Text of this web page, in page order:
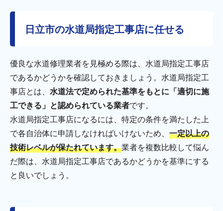
日立市の水道局指定工事店に任せる
優良な水道修理業者を見極める際は、水道局指定工事店
であるかどうかを確認しておきましょう。水道局指定工
事店とは、 水道法で定められた基準をもとに「適切に施
工できる」と認められている業者です。
水道局指定工事店になるには、特定の条件を満たした上
で各自治体に申請しなければいけないため、 一定以上の
技術レベルが保たれています。業者を複数比較して悩ん
だ際は、水道局指定工事店であるかどうかを基準にする
と良いでしょう。